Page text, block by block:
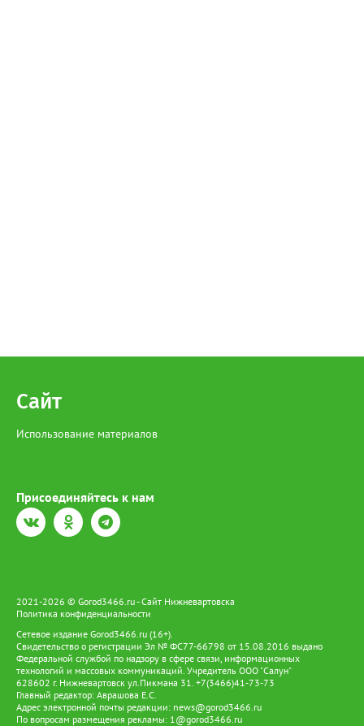
Сайт
Использование материалов
Присоединяйтесь к нам
2021-2026 © Gorod3466.ru - Сайт Нижневартовска
Политика конфиденциальности
Сетевое издание Gorod3466.ru (16+).
Свидетельство о регистрации Эл № ФС77-66798 от 15.08.2016 выдано
Федеральной службой по надзору в сфере связи, информационных
технологий и массовых коммуникаций. Учредитель ООО "Салун"
628602 г. Нижневартовск ул.Пикмана 31. +7(3466)41-73-73
Главный редактор: Аврашова Е.С.
Адрес электронной почты редакции: news@gorod3466.ru
По вопросам размещения рекламы: 1@gorod3466.ru